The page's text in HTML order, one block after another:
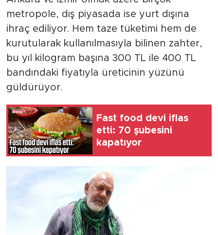
metropole, dış piyasada ise yurt dışına
ihraç ediliyor. Hem taze tüketimi hem de
kurutularak kullanılmasıyla bilinen zahter,
bu yıl kilogram başına 300 TL ile 400 TL
bandındaki fiyatıyla üreticinin yüzünü
güldürüyor.
Fast food devi iflas
etti: 70 şubesini
kapatıyor